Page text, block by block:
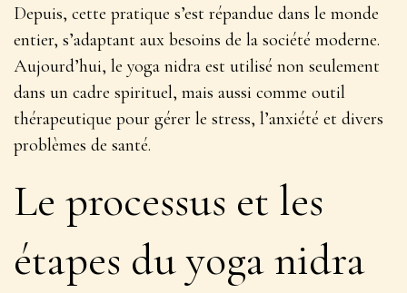
Depuis, cette pratique s’est répandue dans le monde
entier, s’adaptant aux besoins de la société moderne.
Aujourd’hui, le yoga nidra est utilisé non seulement
dans un cadre spirituel, mais aussi comme outil
thérapeutique pour gérer le stress, l’anxiété et divers
problèmes de santé.
Le processus et les
étapes du yoga nidra